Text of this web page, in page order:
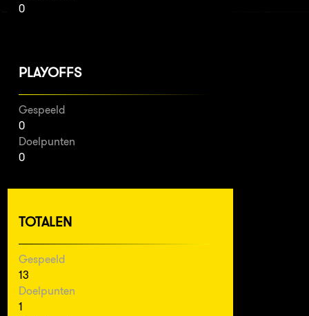
0
PLAYOFFS
Gespeeld
0
Doelpunten
0
TOTALEN
Gespeeld
13
Doelpunten
1